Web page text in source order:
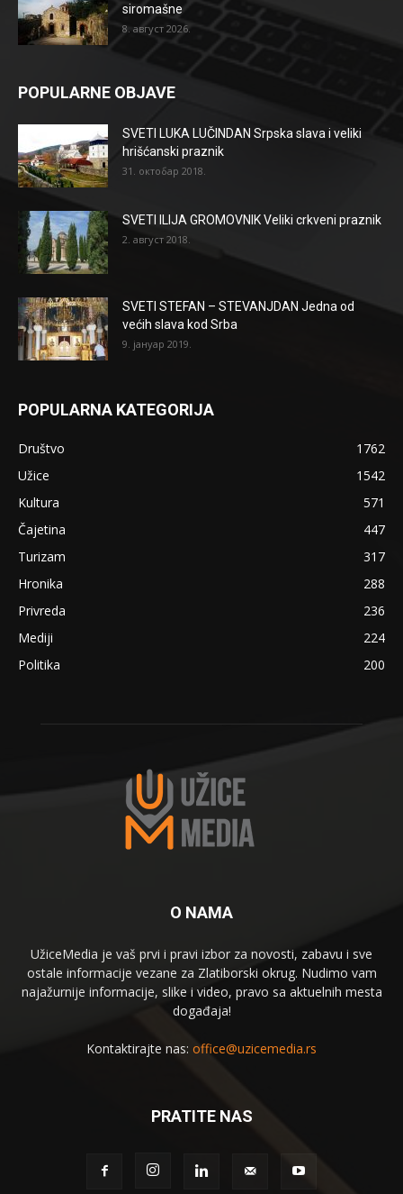
siromašne
8. август 2026.
POPULARNE OBJAVE
SVETI LUKA LUČINDAN Srpska slava i veliki
hrišćanski praznik
31. октобар 2018.
SVETI ILIJA GROMOVNIK Veliki crkveni praznik
2. август 2018.
SVETI STEFAN – STEVANJDAN Jedna od
većih slava kod Srba
9. јануар 2019.
POPULARNA KATEGORIJA
Društvo
1762
Užice
1542
Kultura
571
Čajetina
447
Turizam
317
Hronika
288
Privreda
236
Mediji
224
Politika
200
O NAMA
UžiceMedia je vaš prvi i pravi izbor za novosti, zabavu i sve
ostale informacije vezane za Zlatiborski okrug. Nudimo vam
najažurnije informacije, slike i video, pravo sa aktuelnih mesta
događaja!
Kontaktirajte nas: office@uzicemedia.rs
PRATITE NAS